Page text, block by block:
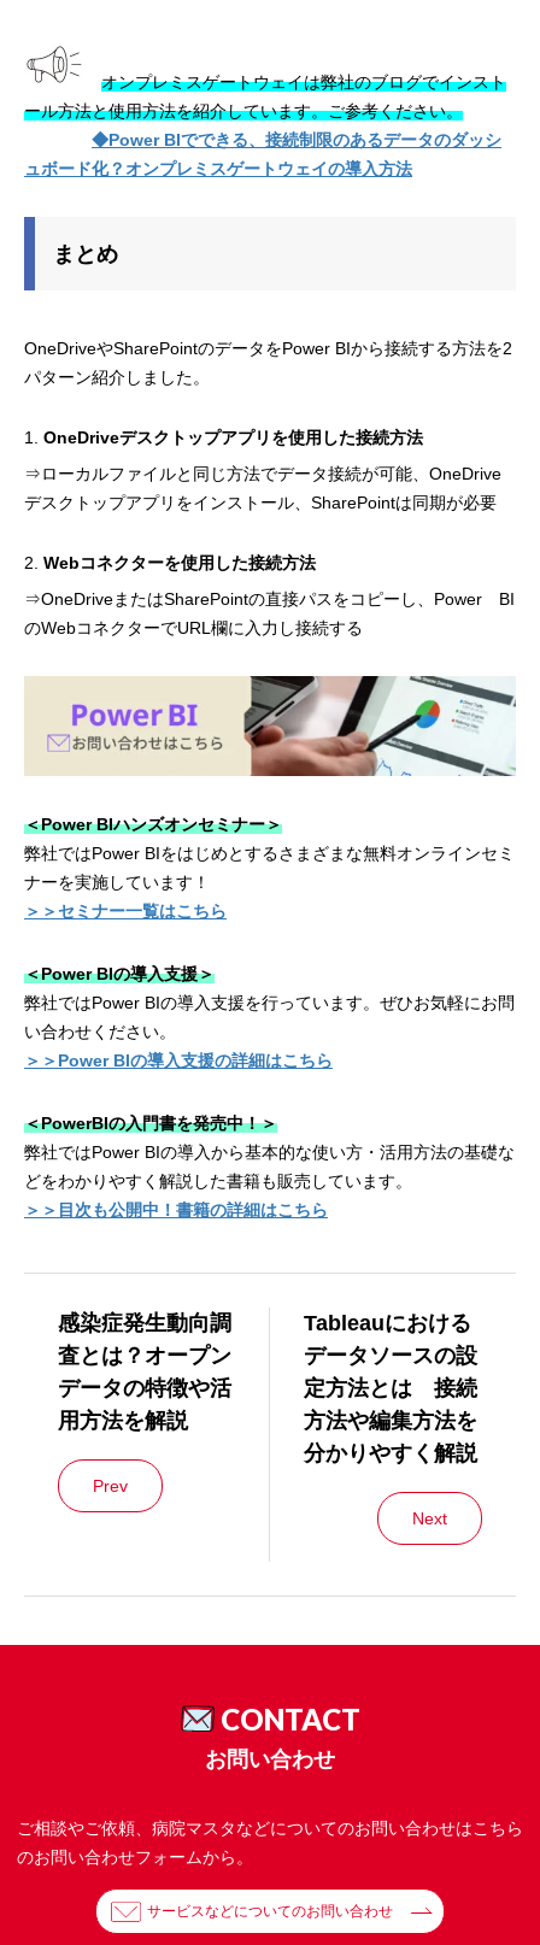
オンプレミスゲートウェイは弊社のブログでインスト
ール方法と使用方法を紹介しています。ご参考ください。
◆Power BIでできる、接続制限のあるデータのダッシ
ュボード化？オンプレミスゲートウェイの導入方法
まとめ
OneDriveやSharePointのデータをPower BIから接続する方法を2
パターン紹介しました。
OneDriveデスクトップアプリを使用した接続方法
⇒ローカルファイルと同じ方法でデータ接続が可能、OneDrive
デスクトップアプリをインストール、SharePointは同期が必要
Webコネクターを使用した接続方法
⇒OneDriveまたはSharePointの直接パスをコピーし、Power BI
のWebコネクターでURL欄に入力し接続する
＜Power BIハンズオンセミナー＞
弊社ではPower BIをはじめとするさまざまな無料オンラインセミ
ナーを実施しています！
＞＞セミナー一覧はこちら
＜Power BIの導入支援＞
弊社ではPower BIの導入支援を行っています。ぜひお気軽にお問
い合わせください。
＞＞Power BIの導入支援の詳細はこちら
＜PowerBIの入門書を発売中！＞
弊社ではPower BIの導入から基本的な使い方・活用方法の基礎な
どをわかりやすく解説した書籍も販売しています。
＞＞目次も公開中！書籍の詳細はこちら
感染症発生動向調
査とは？オープン
データの特徴や活
用方法を解説
Prev
Tableauにおける
データソースの設
定方法とは 接続
方法や編集方法を
分かりやすく解説
Next
CONTACT
お問い合わせ
ご相談やご依頼、病院マスタなどについてのお問い合わせはこちら
のお問い合わせフォームから。
サービスなどについてのお問い合わせ